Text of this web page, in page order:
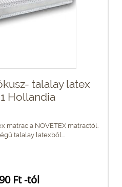
talalay latex
Hollandia
matrac a NOVETEX matractól.
talalay latexből...
Ft -tól